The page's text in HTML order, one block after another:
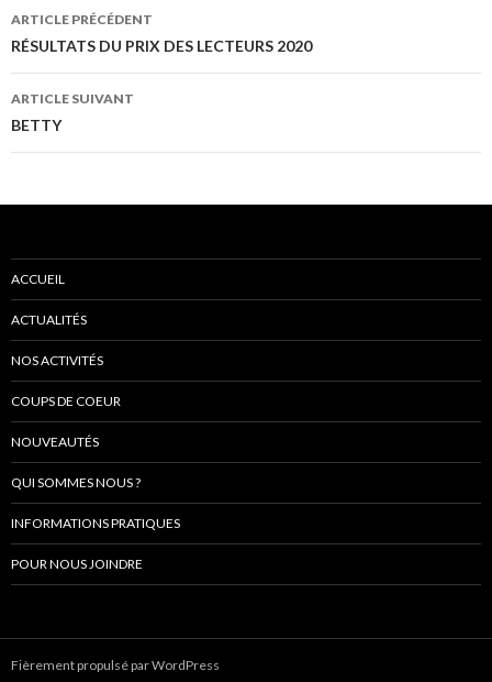
Navigation
des
articles
ARTICLE PRÉCÉDENT
RÉSULTATS DU PRIX DES LECTEURS 2020
ARTICLE SUIVANT
BETTY
ACCUEIL
ACTUALITÉS
NOS ACTIVITÉS
COUPS DE COEUR
NOUVEAUTÉS
QUI SOMMES NOUS ?
INFORMATIONS PRATIQUES
POUR NOUS JOINDRE
Fièrement propulsé par WordPress